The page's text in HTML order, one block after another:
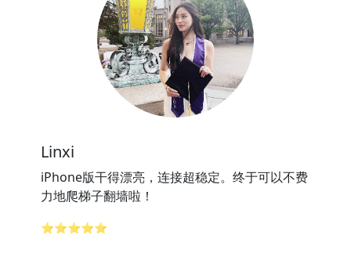
Linxi
iPhone版干得漂亮，连接超稳定。终于可以不费
力地爬梯子翻墙啦！
⭐⭐⭐⭐⭐